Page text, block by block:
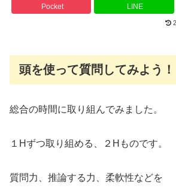
Pocket LINE
頭を使って質問してみよう！
総合の時間に取り組んでみました。
１Hずつ取り組める、２Hものです。
質問力、推論する力、柔軟性などを